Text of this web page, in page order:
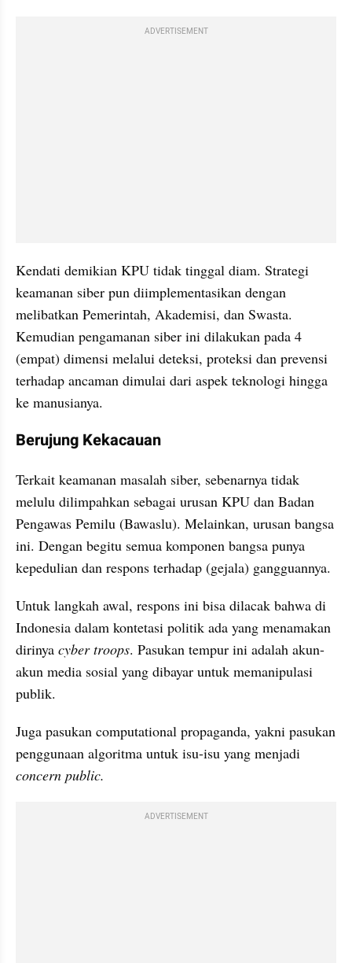
ADVERTISEMENT
Kendati demikian KPU tidak tinggal diam. Strategi
keamanan siber pun diimplementasikan dengan
melibatkan Pemerintah, Akademisi, dan Swasta.
Kemudian pengamanan siber ini dilakukan pada 4
(empat) dimensi melalui deteksi, proteksi dan prevensi
terhadap ancaman dimulai dari aspek teknologi hingga
ke manusianya.
Berujung Kekacauan
Terkait keamanan masalah siber, sebenarnya tidak
melulu dilimpahkan sebagai urusan KPU dan Badan
Pengawas Pemilu (Bawaslu). Melainkan, urusan bangsa
ini. Dengan begitu semua komponen bangsa punya
kepedulian dan respons terhadap (gejala) gangguannya.
Untuk langkah awal, respons ini bisa dilacak bahwa di
Indonesia dalam kontetasi politik ada yang menamakan
dirinya cyber troops. Pasukan tempur ini adalah akun-
akun media sosial yang dibayar untuk memanipulasi
publik.
Juga pasukan computational propaganda, yakni pasukan
concern public.
ADVERTISEMENT